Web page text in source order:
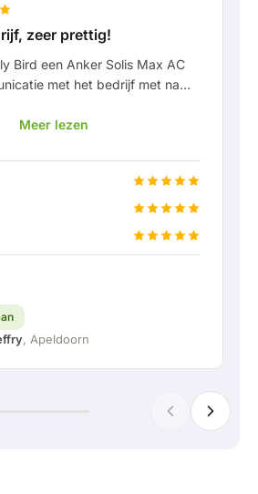
zeer prettig!
Bird een Anker Solis Max AC
met het bedrijf met name
de hoogte gehouden van
werd er zelfs een gratis
aangeboden om de thuis
van een vaste verbinding aan
fijn bedrijf waar service en
Meer lezen
, Apeldoorn